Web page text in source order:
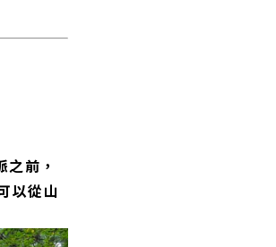
前，
以從山